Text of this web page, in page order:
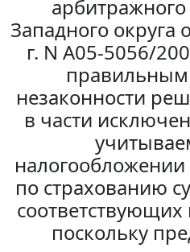
Западного округа
г. N А05-5056/
незаконности
в части
по страхованию
поскольку